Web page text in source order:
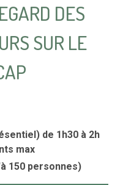
DES
SUR LE
de 1h30 à 2h
max
150 personnes)